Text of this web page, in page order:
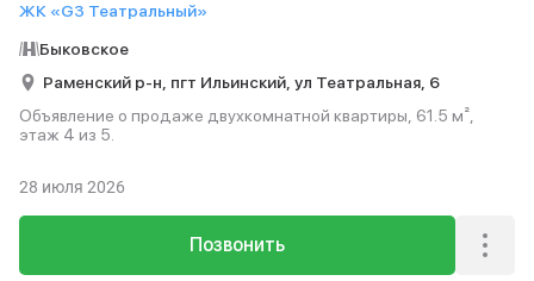
ЖК «G3 Театральный»
Быковское
Раменский р-н, пгт Ильинский, ул Театральная, 6
Объявление о продаже двухкомнатной квартиры, 61.5 м²,
этаж 4 из 5.
Позвонить
28 июля 2026